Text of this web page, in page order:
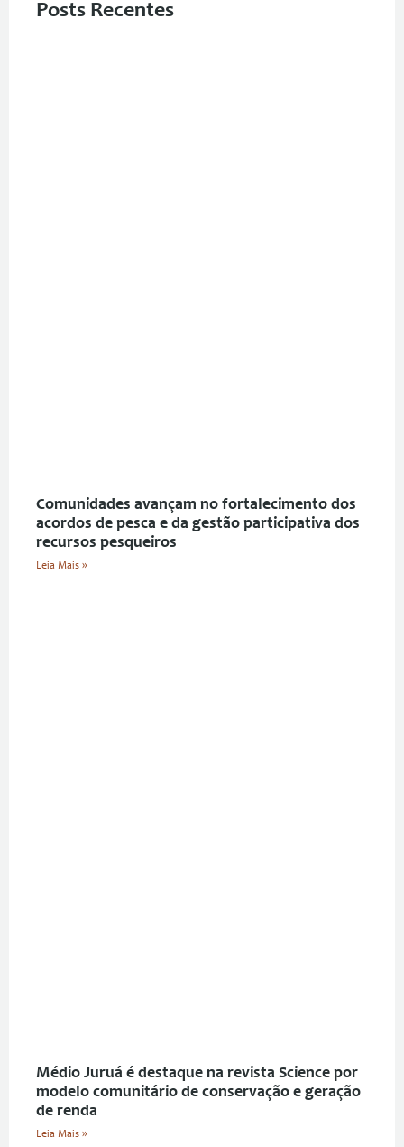
Posts Recentes
Comunidades avançam no fortalecimento dos
acordos de pesca e da gestão participativa dos
recursos pesqueiros
Leia Mais »
Médio Juruá é destaque na revista Science por
modelo comunitário de conservação e geração
de renda
Leia Mais »